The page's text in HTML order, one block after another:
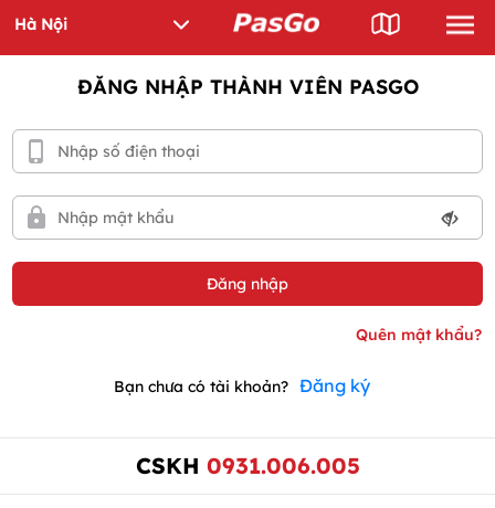
ĐĂNG NHẬP THÀNH VIÊN PASGO
Bạn chưa có tài khoản? Đăng ký
CSKH 0931.006.005